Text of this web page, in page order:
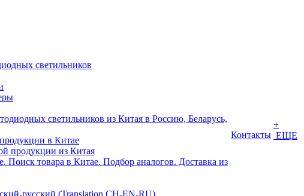
светильников
светильников из Китая в Россию, Беларусь,
в Китае
продукции из Китая
Поиск товара в Китае. Подбор аналогов. Доставка из
русский (Translation CH-EN-RU)
Контакты
+
ЕЩЕ